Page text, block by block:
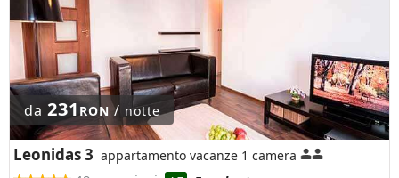
da 231RON / notte
Leonidas 3 appartamento vacanze 1 camera